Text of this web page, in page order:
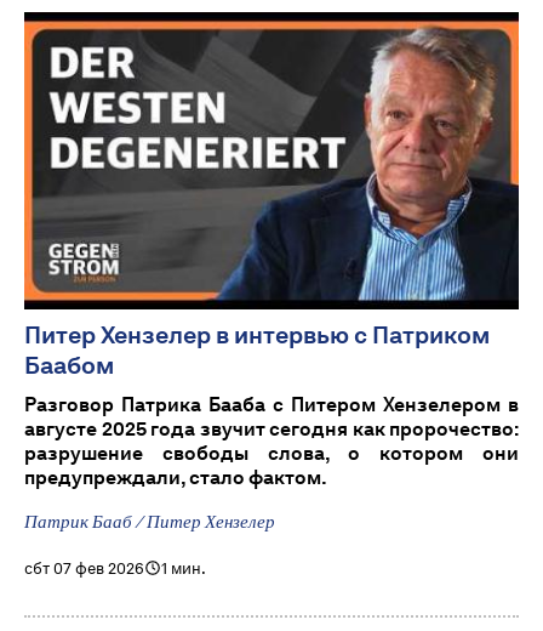
Питер Хензелер в интервью с Патриком
Баабом
Разговор Патрика Бааба с Питером Хензелером в
августе 2025 года звучит сегодня как пророчество:
разрушение свободы слова, о котором они
предупреждали, стало фактом.
Патрик Бааб / Питер Хензелер
сбт 07 фев 2026 1 мин.